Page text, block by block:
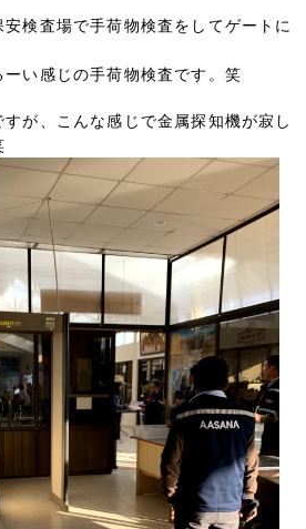
検査場で手荷物検査をしてゲートに
い感じの手荷物検査です。笑
が、こんな感じで金属探知機が寂し